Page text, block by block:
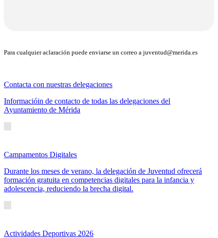
Para cualquier aclaración puede enviarse un correo a juventud@merida.es
Contacta con nuestras delegaciones
Informacióin de contacto de todas las delegaciones del
Ayuntamiento de Mérida
Campamentos Digitales
Durante los meses de verano, la delegación de Juventud ofrecerá
formación gratuita en competencias digitales para la infancia y
adolescencia, reduciendo la brecha digital.
Actividades Deportivas 2026